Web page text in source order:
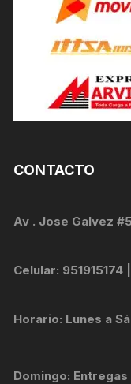
CONTACTO
Av . Jose Galvez
Celular:
Horario: Lunes a
Domingo: